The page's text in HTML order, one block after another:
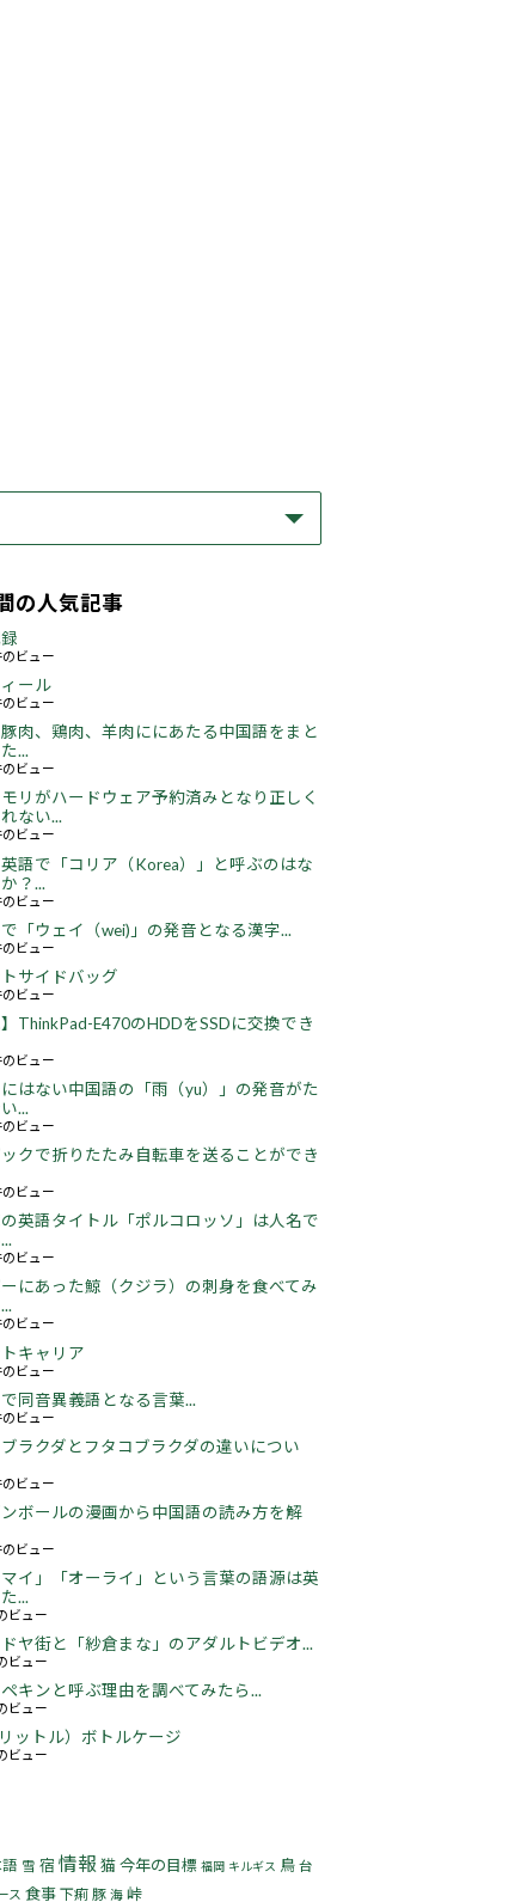
の人気記事
のビュー
ール
のビュー
肉、鶏肉、羊肉ににあたる中国語をまと
...
のビュー
リがハードウェア予約済みとなり正しく
ない...
のビュー
語で「コリア（Korea）」と呼ぶのはな
？...
のビュー
「ウェイ（wei)」の発音となる漢字...
のビュー
サイドバッグ
のビュー
】ThinkPad-E470のHDDをSSDに交換でき
のビュー
はない中国語の「雨（yu）」の発音がた
...
のビュー
クで折りたたみ自転車を送ることができ
のビュー
英語タイトル「ポルコロッソ」は人名で
のビュー
にあった鯨（クジラ）の刺身を食べてみ
のビュー
キャリア
のビュー
同音異義語となる言葉...
のビュー
ラクダとフタコブラクダの違いについ
のビュー
ンボールの漫画から中国語の読み方を解
のビュー
マイ」「オーライ」という言葉の語源は英
...
ビュー
ヤ街と「紗倉まな」のアダルトビデオ...
ビュー
キンと呼ぶ理由を調べてみたら...
ビュー
ットル）ボトルケージ
ビュー
語 雪 宿 情報 猫今年の目標 福岡 キルギス 鳥 台
ス 食事 下痢 豚 海 峠